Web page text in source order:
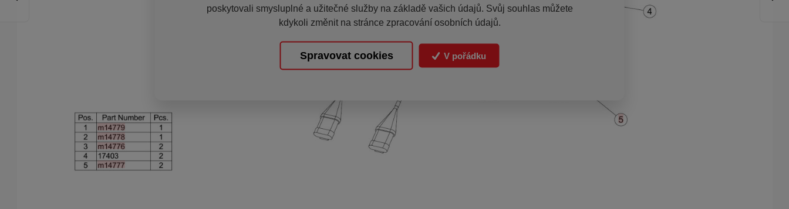
poskytovali smysluplné a užitečné služby na základě vašich údajů. Svůj souhlas můžete
kdykoli změnit na stránce zpracování osobních údajů.
Spravovat cookies V pořádku